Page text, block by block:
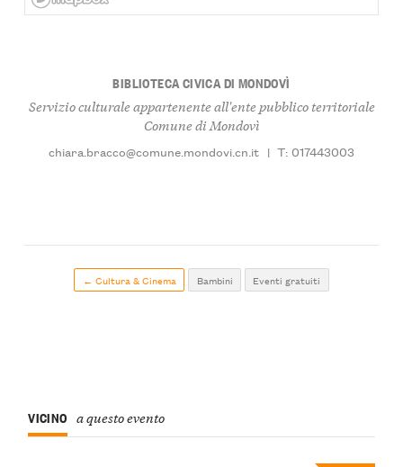
BIBLIOTECA CIVICA DI MONDOVÌ
Servizio culturale appartenente all'ente pubblico territoriale
Comune di Mondovì
chiara.bracco@comune.mondovi.cn.it | T: 017443003
← Cultura & Cinema Bambini Eventi gratuiti
VICINO a questo evento